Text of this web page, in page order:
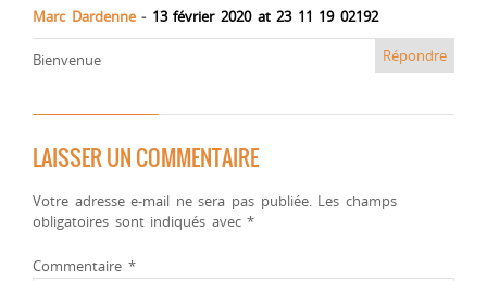
Marc Dardenne - 13 février 2020 at 23 11 19 02192
Bienvenue Répondre
LAISSER UN COMMENTAIRE
Votre adresse e-mail ne sera pas publiée. Les champs
obligatoires sont indiqués avec*
Commentaire *